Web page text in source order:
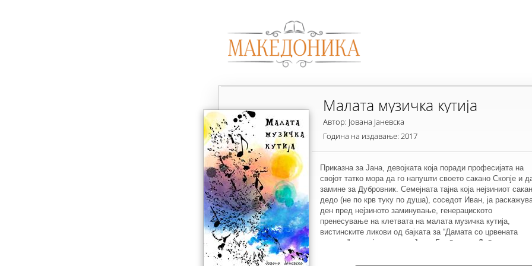
Малата музичка кутија
Автор: Јована Јаневска
Година на издавање: 2017
Приказна за Јана, девојката која поради професијата на
својот татко мора да го напушти своето сакано Скопје и
замине за Дубровник. Семејната тајна која нејзиниот сакан
дедо (не по крв туку по душа), соседот Иван, ја
ден пред нејзиното заминување, генерациското
пренесување на клетвата на малата музичка кутија,
вистинските ликови од бајката за “Дамата со црвената
марама”, со која растеше Јана. Борбата со Дубровник,
напишам најтажните стихови”, нотите на Стинг и љубовта